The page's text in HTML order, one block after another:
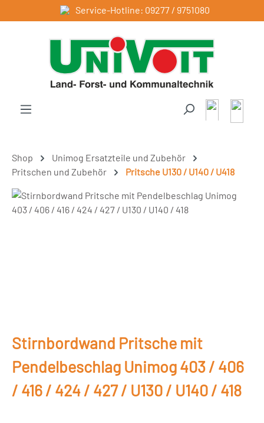
Zum Hauptinhalt springenService-Hotline: 09277 / 9751080
Shop
Unimog Ersatzteile und Zubehör
Pritschen und Zubehör
Pritsche U130 / U140 / U418
Bildergalerie überspringen
Stirnbordwand Pritsche mit
Pendelbeschlag Unimog 403 / 406
/ 416 / 424 / 427 / U130 / U140 / 418